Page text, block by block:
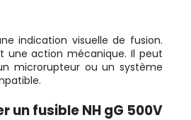
indication visuelle de fusion.
une action mécanique. Il peut
microrupteur ou un système
un fusible NH gG 500V